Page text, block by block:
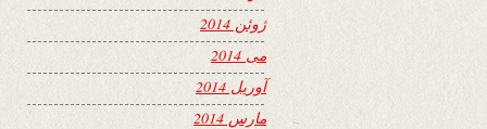
ژوئن 2014
می 2014
آوریل 2014
مارس 2014